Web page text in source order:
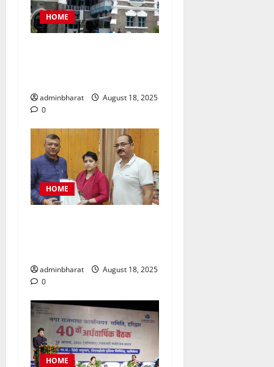
HOME
adminbharat
August 18, 2025
0
HOME
adminbharat
August 18, 2025
0
HOME